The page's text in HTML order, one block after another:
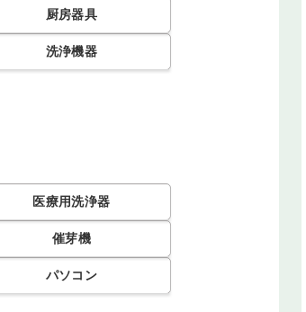
厨房器具
洗浄機器
医療用洗浄器
催芽機
パソコン